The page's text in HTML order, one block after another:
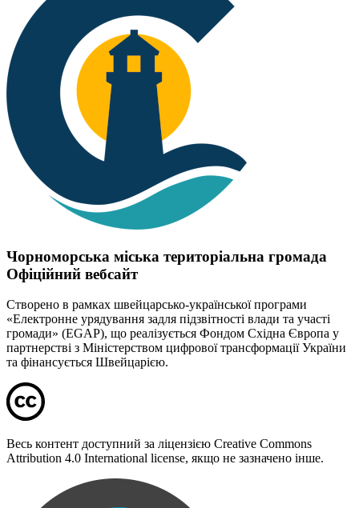
Чорноморська міська територіальна громада
Офіційний вебсайт
Створено в рамках швейцарсько-української програми
«Електронне урядування задля підзвітності влади та участі
громади» (EGAP), що реалізується Фондом Східна Європа у
партнерстві з Міністерством цифрової трансформації України
та фінансується Швейцарією.
Весь контент доступний за ліцензією Creative Commons
Attribution 4.0 International license, якщо не зазначено інше.